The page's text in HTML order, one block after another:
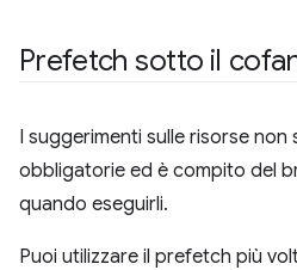
Prefetch sotto il
I suggerimenti sulle risorse non
obbligatorie ed è compito del
quando eseguirli.
Puoi utilizzare il prefetch più